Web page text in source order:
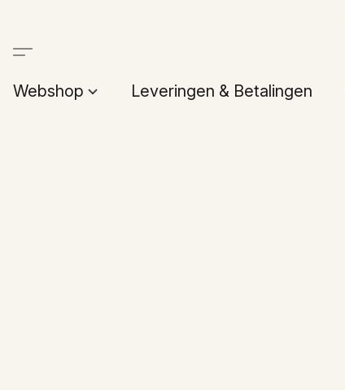
Webshop Leveringen & Betalingen